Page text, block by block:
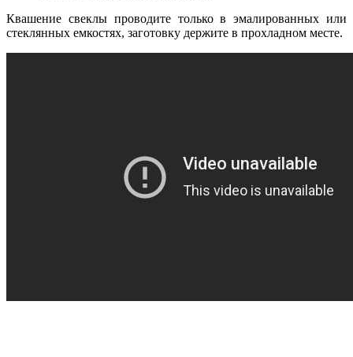
Квашение свеклы проводите только в эмалированных или
стеклянных емкостях, заготовку держите в прохладном месте.